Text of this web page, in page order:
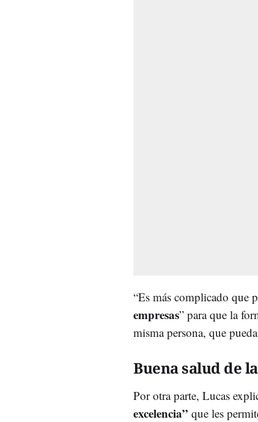
“Es más complicado que
empresas” para que la
misma persona, que
Buena salud de
Por otra parte, Lucas
excelencia” que les